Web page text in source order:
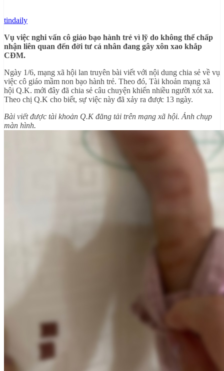
tindaily
Vụ việc nghi vấn cô giáo bạo hành trẻ vì lỹ do không thể chấp
nhận liên quan đến đời tư cá nhân đang gây xôn xao khắp
CĐM.
Ngày 1/6, mạng xã hội lan truyên bài viết với nội dung chia sẻ về vụ
việc cô giáo mầm non bạo hành trẻ. Theo đó, Tài khoản mạng xã
hội Q.K. mới đây đã chia sẻ câu chuyện khiến nhiều người xót xa.
Theo chị Q.K cho biết, sự việc này đã xảy ra được 13 ngày.
Bài viết được tài khoản Q.K đăng tải trên mạng xã hội. Ảnh chụp
màn hình.